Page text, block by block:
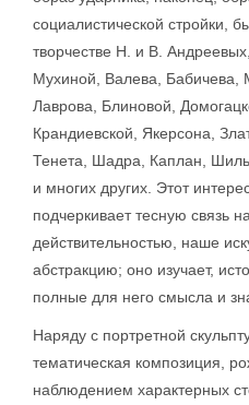
социалистической стройки,
творчестве Н. и В.
Мухиной, Валева, Бабичева,
Лаврова, Блиновой,
Крандиевской, Якерсона,
Тенета, Шадра, Каплан,
и многих других. Этот
подчеркивает тесную связь
действительностью, наше
абстракцию; оно изучает,
полные для него смысла и
Наряду с портретной
тематическая композиция,
наблюдением характерных